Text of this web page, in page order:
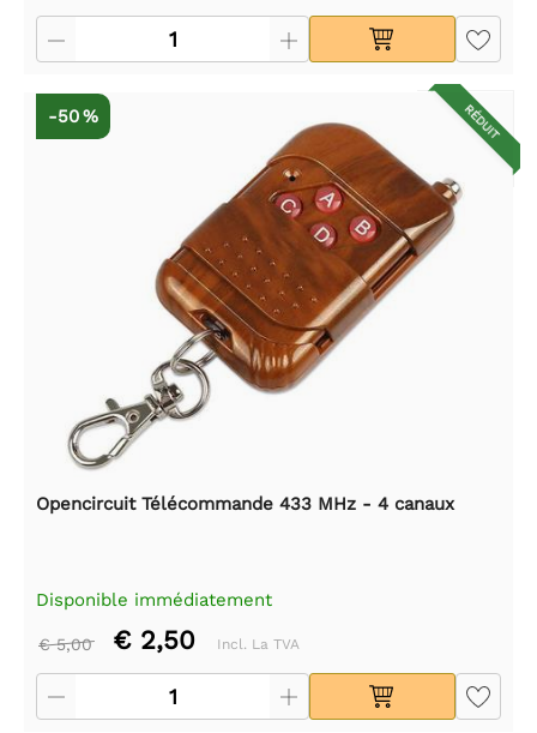
RÉDUIT
-50 %
Opencircuit Télécommande 433 MHz - 4 canaux
Disponible immédiatement
€ 5,00 € 2,50 Incl. La TVA